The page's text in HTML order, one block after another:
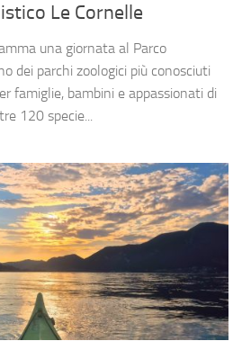
Le Cornelle
una giornata al Parco
dei parchi zoologici più conosciuti
famiglie, bambini e appassionati di
120 specie...